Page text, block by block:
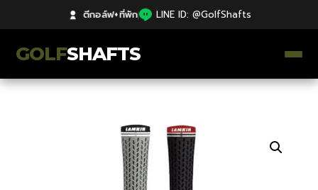
ตีกอล์ฟ+ที่พัก| LINE ID: @GolfShafts
GOLFSHAFTS
คลังความรู้
Catalog